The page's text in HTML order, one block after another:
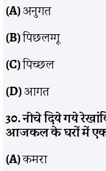
(A)अनुगत
(B)पिछलग्गू
(C)पिच्छल
(D)आगत
30. नीचे दिये गये
आजकल के घरों में
(A)कमरा